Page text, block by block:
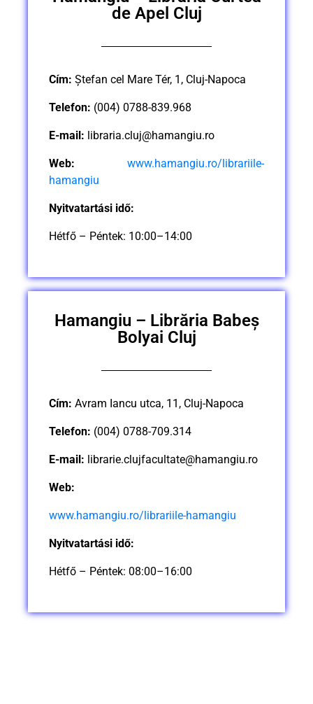
de Apel Cluj
Cím: Ștefan cel Mare Tér, 1, Cluj-Napoca
Telefon: (004) 0788-839.968
E-mail: libraria.cluj@hamangiu.ro
Web:
www.hamangiu.ro/librariile-
hamangiu
Nyitvatartási idő:
Hétfő – Péntek: 10:00–14:00
Hamangiu – Librăria Babeș
Bolyai Cluj
Cím: Avram Iancu utca, 11, Cluj-Napoca
Telefon: (004) 0788-709.314
E-mail: librarie.clujfacultate@hamangiu.ro
Web:
www.hamangiu.ro/librariile-hamangiu
Nyitvatartási idő:
Hétfő – Péntek: 08:00–16:00